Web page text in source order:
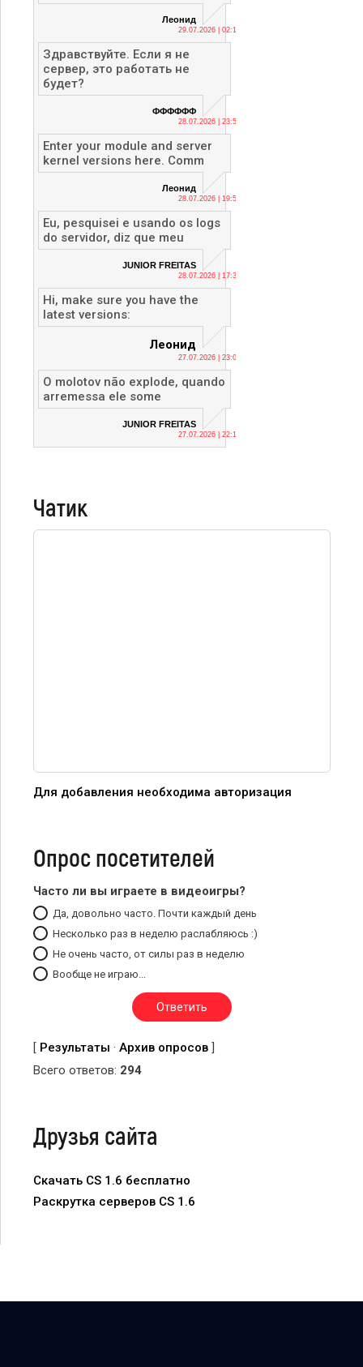
Леонид
29.07.2026 | 02:12
Здравствуйте. Если я не
сервер, это работать не
будет?
ФФФФФФ
28.07.2026 | 23:56
Enter your module and server
kernel versions here. Comm
Леонид
28.07.2026 | 19:53
Eu, pesquisei e usando os logs
do servidor, diz que meu
JUNIOR FREITAS
28.07.2026 | 17:36
Hi, make sure you have the
latest versions:
Леонид
27.07.2026 | 23:04
O molotov não explode, quando
arremessa ele some
JUNIOR FREITAS
27.07.2026 | 22:12
Чатик
Для добавления необходима авторизация
Опрос посетителей
Часто ли вы играете в видеоигры?
Да, довольно часто. Почти каждый день
Несколько раз в неделю раслабляюсь :)
Не очень часто, от силы раз в неделю
Вообще не играю...
[ Результаты · Архив опросов ]
Всего ответов: 294
Друзья сайта
Скачать CS 1.6 бесплатно
Раскрутка серверов CS 1.6